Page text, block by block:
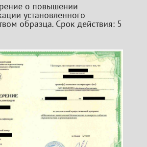
о повышении
установленного
образца. Срок действия: 5